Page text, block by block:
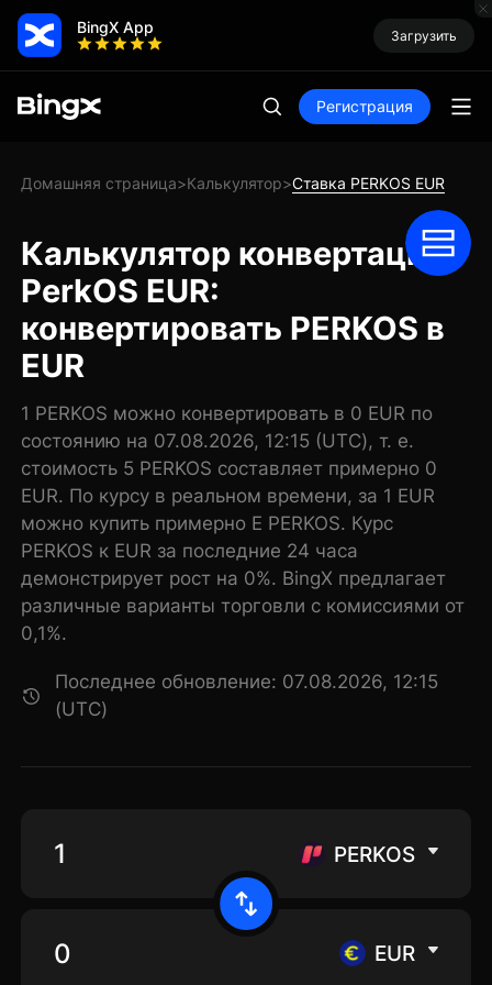
BingX App Загрузить
Регистрация
Домашняя страница>Калькулятор>Ставка PERKOS EUR
Калькулятор конвертации
PerkOS EUR:
конвертировать PERKOS в
EUR
1 PERKOS можно конвертировать в 0 EUR по
состоянию на 07.08.2026, 12:15 (UTC), т. е.
стоимость 5 PERKOS составляет примерно 0
EUR. По курсу в реальном времени, за 1 EUR
можно купить примерно E PERKOS. Курс
PERKOS к EUR за последние 24 часа
демонстрирует рост на 0%. BingX предлагает
различные варианты торговли с комиссиями от
0,1%.
Последнее обновление: 07.08.2026, 12:15
(UTC)
PERKOS
EUR